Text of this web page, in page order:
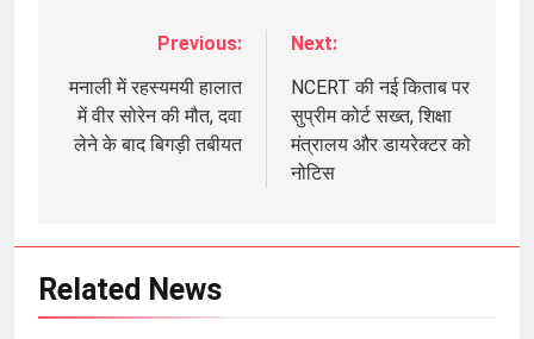
navigation
Previous:
मनाली में रहस्यमयी हालात
में वीर सोरेन की मौत, दवा
लेने के बाद बिगड़ी तबीयत
Next:
NCERT की नई किताब पर
सुप्रीम कोर्ट सख्त, शिक्षा
मंत्रालय और डायरेक्टर को
नोटिस
Related News